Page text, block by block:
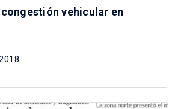
congestión vehicular en